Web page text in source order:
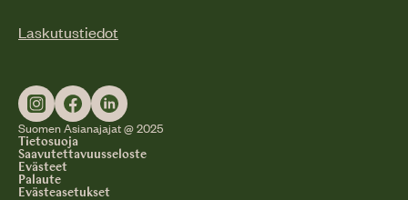
Laskutustiedot
Suomen Asianajajat @ 2025
Tietosuoja
Saavutettavuusseloste
Evästeet
Palaute
Evästeasetukset